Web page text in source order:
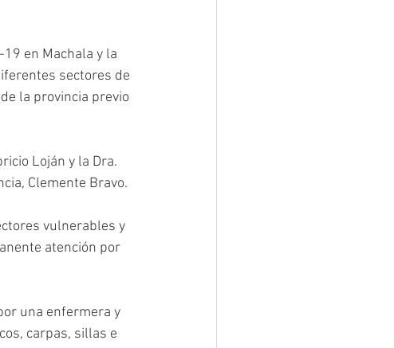
en Machala y la
sectores de
la provincia previo
Loján y la Dra.
Clemente Bravo.
vulnerables y
atención por
una enfermera y
carpas, sillas e